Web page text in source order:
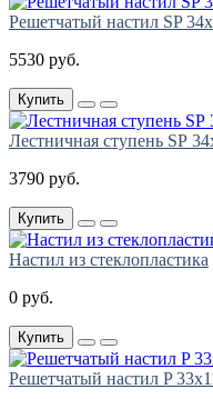
Решетчатый настил SP
5530 руб.
Купить
Лестничная ступень SР
3790 руб.
Купить
Настил из стеклопластика
0 руб.
Купить
Решетчатый настил P